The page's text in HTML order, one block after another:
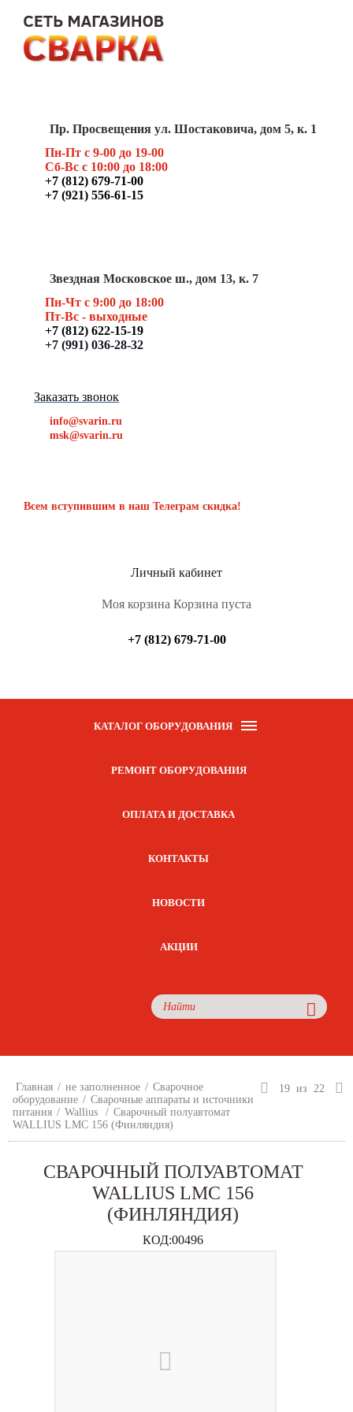
Пр. Просвещения ул. Шостаковича, дом 5, к. 1
Пн-Пт с 9-00 до 19-00
Сб-Вс с 10:00 до 18:00
+7 (812) 679-71-00
+7 (921) 556-61-15
Звездная Московское ш., дом 13, к. 7
Пн-Чт с 9:00 до 18:00
Пт-Вс - выходные
+7 (812) 622-15-19
+7 (991) 036-28-32
Заказать звонок
info@svarin.ru
msk@svarin.ru
Всем вступившим в наш Телеграм скидка!
Личный кабинет
Моя корзина Корзина пуста
+7 (812) 679-71-00
КАТАЛОГ ОБОРУДОВАНИЯ
РЕМОНТ ОБОРУДОВАНИЯ
ОПЛАТА И ДОСТАВКА
КОНТАКТЫ
НОВОСТИ
АКЦИИ
Главная / не заполненное / Сварочное
оборудование / Сварочные аппараты и источники
питания / Wallius / Сварочный полуавтомат
WALLIUS LMC 156 (Финляндия)
19 из 22
СВАРОЧНЫЙ ПОЛУАВТОМАТ
WALLIUS LMC 156
(ФИНЛЯНДИЯ)
КОД:00496